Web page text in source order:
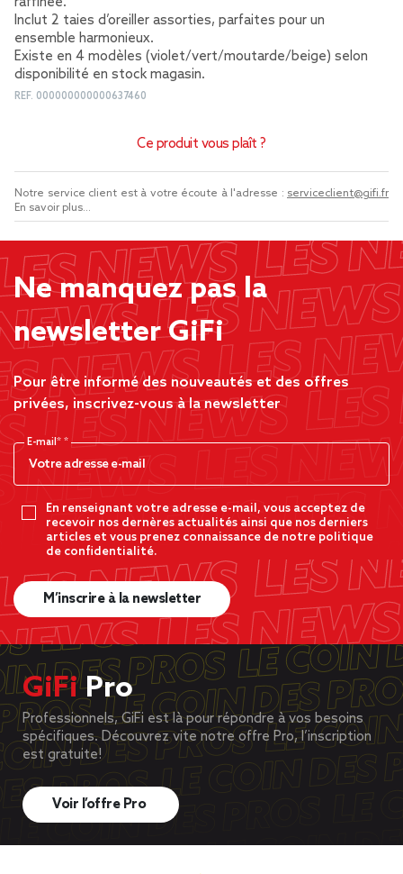
Inclut 2 taies d’oreiller assorties, parfaites pour un
ensemble harmonieux.
Existe en 4 modèles (violet/vert/moutarde/beige) selon
disponibilité en stock magasin.
REF. 000000000000637460
Ce produit vous plaît ?
Notre service client est à votre écoute à l'adresse : serviceclient@gifi.fr
En savoir plus...
Ne manquez pas la
newsletter GiFi
Pour être informé des nouveautés et des offres
privées, inscrivez-vous à la newsletter
E-mail*
En renseignant votre adresse e-mail, vous acceptez de
recevoir nos dernères actualités ainsi que nos derniers
articles et vous prenez connaissance de notre politique
de confidentialité.
M’inscrire à la newsletter
GiFiPro
Professionnels, GiFi est là pour répondre à vos besoins
spécifiques. Découvrez vite notre offre Pro, l’inscription
est gratuite!
Voir l’offre Pro